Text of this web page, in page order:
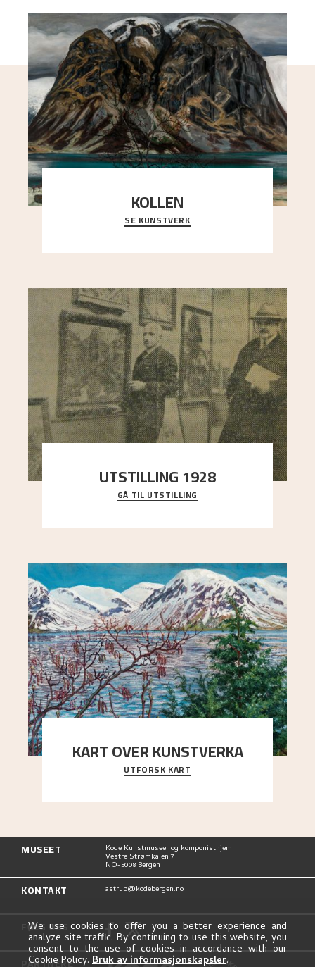
KOLLEN
Et ruvende fjell dominerer bildeflaten, og står i
sterk kontrast til det spinkle rognetreet ute
SE KUNSTVERK
UTSTILLING 1928
Då Astrup døydde i 1928, tok vennene Moritz
Kaland og Simon Thorbjørnsen initiativ til å
GÅ TIL UTSTILLING
KART OVER KUNSTVERKA
Utforsk stedene og utsiktene i Astrups malerier
UTFORSK KART
MUSEET Kode Kunstmuseer og komponisthjem
Vestre Strømkaien 7
NO-5008 Bergen
KONTAKT astrup@kodebergen.no
FØLG OSS
We use cookies to offer you a better experience and
analyze site traffic. By continuing to use this website, you
consent to the use of cookies in accordance with our
Cookie Policy. Bruk av informasjonskapsler.